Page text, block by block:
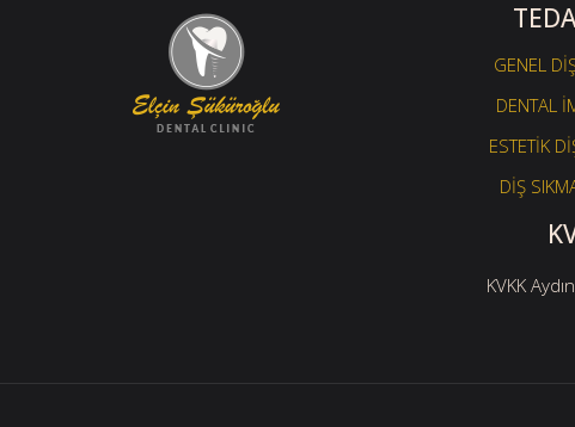
GENEL
DENTAL
ESTETİK
DİŞ
KVKK